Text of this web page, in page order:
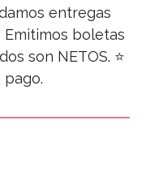
entregas
Emitimos boletas
son NETOS. ⭐